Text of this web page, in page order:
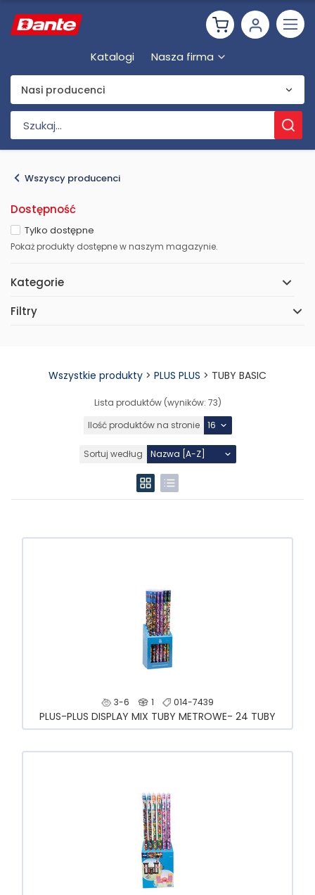
Katalogi Nasza firma
Nasi producenci
Wszyscy producenci
Dostępność
Tylko dostępne
Pokaż produkty dostępne w naszym magazynie.
Kategorie
Filtry
Wszystkie produkty > PLUS PLUS > TUBY BASIC
Lista produktów (wyników: 73)
Ilość produktów na stronie
Sortuj według
3-6 1 014-7439
PLUS-PLUS DISPLAY MIX TUBY METROWE- 24 TUBY